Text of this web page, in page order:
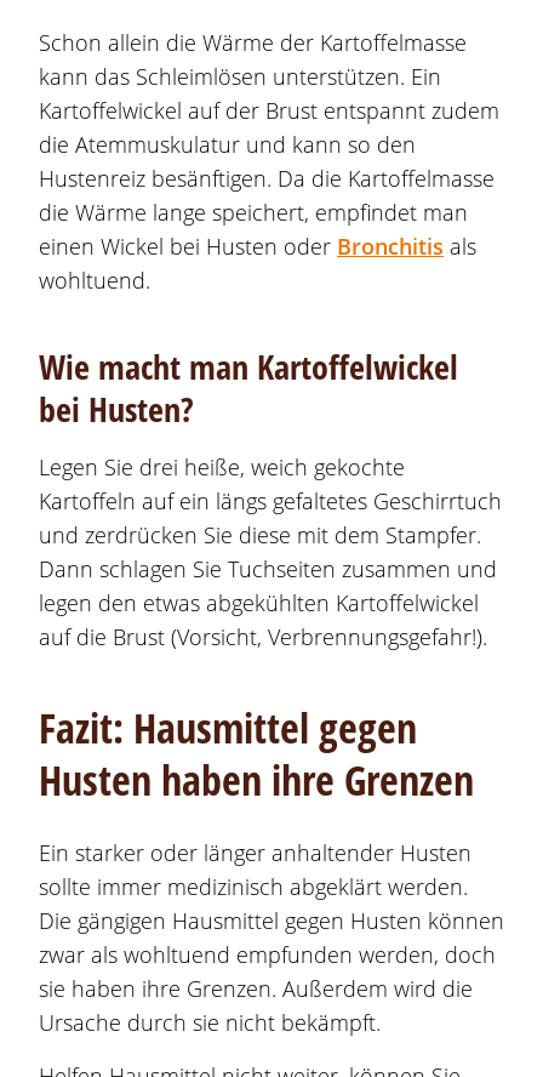
Schon allein die Wärme der Kartoffelmasse
kann das Schleimlösen unterstützen. Ein
Kartoffelwickel auf der Brust entspannt zudem
die Atemmuskulatur und kann so den
Hustenreiz besänftigen. Da die Kartoffelmasse
die Wärme lange speichert, empfindet man
einen Wickel bei Husten oder Bronchitis als
wohltuend.
Wie macht man Kartoffelwickel
bei Husten?
Legen Sie drei heiße, weich gekochte
Kartoffeln auf ein längs gefaltetes Geschirrtuch
und zerdrücken Sie diese mit dem Stampfer.
Dann schlagen Sie Tuchseiten zusammen und
legen den etwas abgekühlten Kartoffelwickel
auf die Brust (Vorsicht, Verbrennungsgefahr!).
Fazit: Hausmittel gegen
Husten haben ihre Grenzen
Ein starker oder länger anhaltender Husten
sollte immer medizinisch abgeklärt werden.
Die gängigen Hausmittel gegen Husten können
zwar als wohltuend empfunden werden, doch
sie haben ihre Grenzen. Außerdem wird die
Ursache durch sie nicht bekämpft.